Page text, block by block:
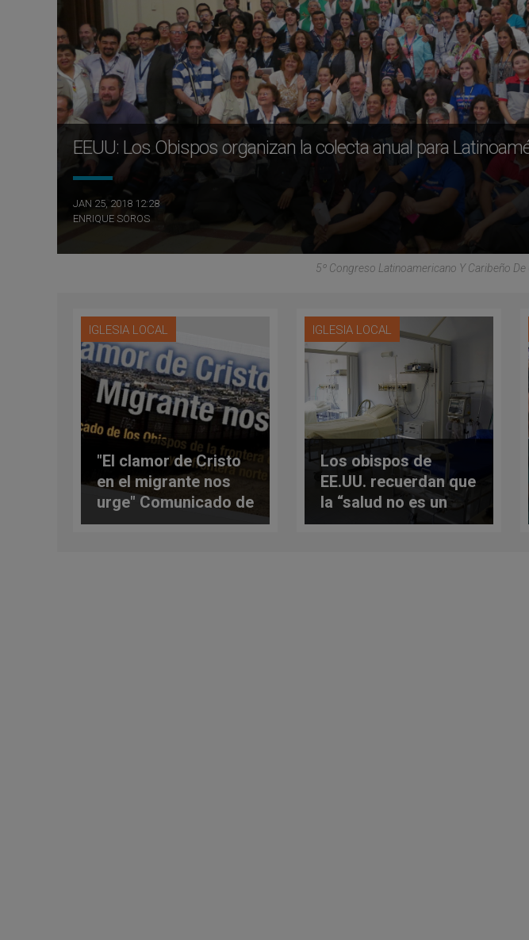
EEUU: Los Obispos organizan la colecta anual para
JAN 25, 2018 12:28
ENRIQUE SOROS
5º Congreso Latinoamericano Y Caribeño
IGLESIA LOCAL
"El clamor de Cristo
en el migrante nos
urge" Comunicado de
los obispos de
IGLESIA LOCAL
Los obispos de
EE.UU. recuerdan que
la “salud no es un
lujo”